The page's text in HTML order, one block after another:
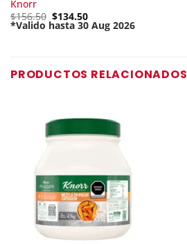
Knorr
$156.50 Original
price
was:
$134.50
*Valido hasta 30 Aug 2026
Current
PRODUCTOS RELACIONADOS